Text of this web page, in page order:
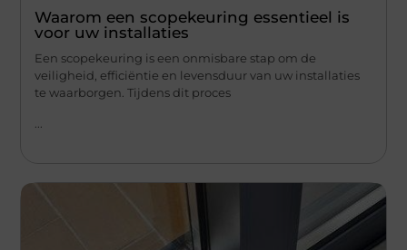
Waarom een scopekeuring essentieel is
voor uw installaties
Een scopekeuring is een onmisbare stap om de
veiligheid, efficiëntie en levensduur van uw installaties
te waarborgen. Tijdens dit proces